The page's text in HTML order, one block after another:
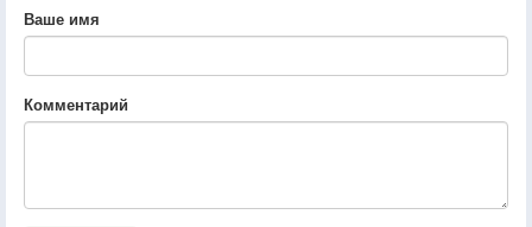
Ваше имя
Комментарий